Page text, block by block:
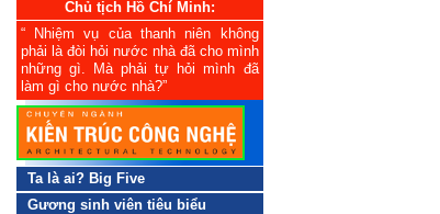
Chủ tịch Hồ Chí Minh:
“ Nhiệm vụ của thanh niên không
phải là đòi hỏi nước nhà đã cho mình
những gì. Mà phải tự hỏi mình đã
làm gì cho nước nhà?”
Ta là ai? Big Five
Gương sinh viên tiêu biểu